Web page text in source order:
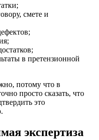
смете и
в претензионной
потому что в
просто сказать, что
это
экспертиза